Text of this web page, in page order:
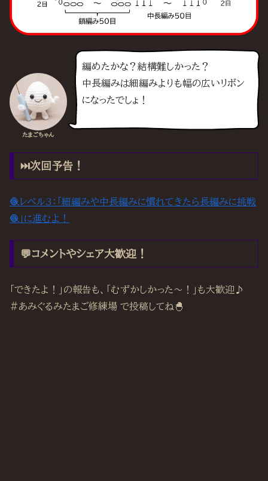
たまごちゃん
編めたかな？結構難しかった？
中長編みは細編みよりも幅の広いリボン
になったでしょ！
⏭️次回予告！
🧶レベル3：「細編みや中長編みに慣れてきたら長編みに挑戦
🧶」に進むよ！
💬コメントやシェア大歓迎！
「できたよ！」の報告も、「むずかしかった〜！」も大歓迎♪
#あみぐるみたまご修練場 で投稿してね🐣